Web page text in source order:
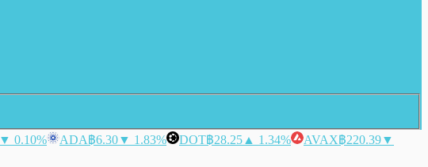
▼ 0.10% ADA฿6.30▼ 1.83% DOT฿28.25 ▲ 1.34% AVAX฿220.39▼